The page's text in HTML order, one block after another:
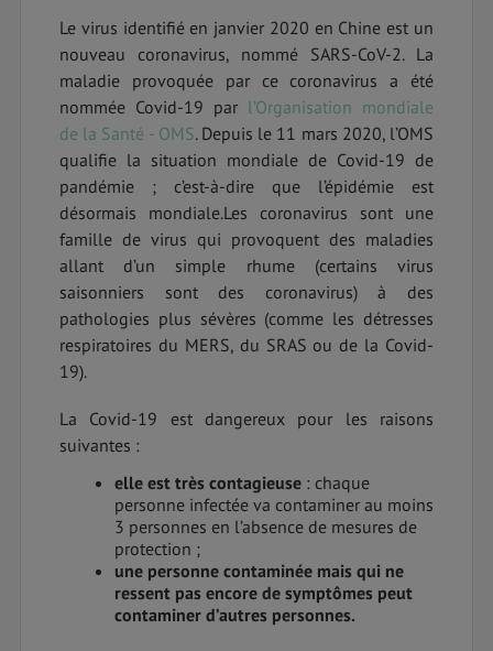
Le virus identifié en janvier 2020 en Chine est un
nouveau coronavirus, nommé SARS-CoV-2. La
maladie provoquée par ce coronavirus a été
nommée Covid-19 par l’Organisation mondiale
de la Santé - OMS. Depuis le 11 mars 2020, l’OMS
qualifie la situation mondiale de Covid-19 de
pandémie ; c’est-à-dire que l’épidémie est
désormais mondiale.Les coronavirus sont une
famille de virus qui provoquent des maladies
allant d’un simple rhume (certains virus
saisonniers sont des coronavirus) à des
pathologies plus sévères (comme les détresses
respiratoires du MERS, du SRAS ou de la Covid-
19).
La Covid-19 est dangereux pour les raisons
suivantes :
elle est très contagieuse : chaque
personne infectée va contaminer au moins
3 personnes en l’absence de mesures de
protection ;
une personne contaminée mais qui ne
ressent pas encore de symptômes peut
contaminer d’autres personnes.